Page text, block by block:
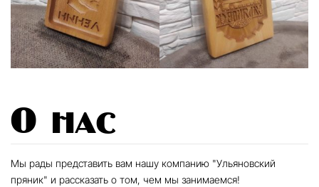
О нас
Мы рады представить вам нашу компанию "Ульяновский
пряник" и рассказать о том, чем мы занимаемся!